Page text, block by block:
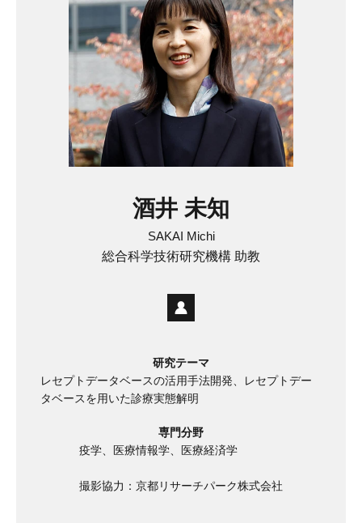
酒井 未知
SAKAI Michi
総合科学技術研究機構 助教
研究テーマ
レセプトデータベースの活用手法開発、レセプトデー
タベースを用いた診療実態解明
専門分野
疫学、医療情報学、医療経済学
撮影協力：京都リサーチパーク株式会社